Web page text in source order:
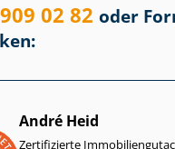
02 82 oder
André Heid
Zertifizierte